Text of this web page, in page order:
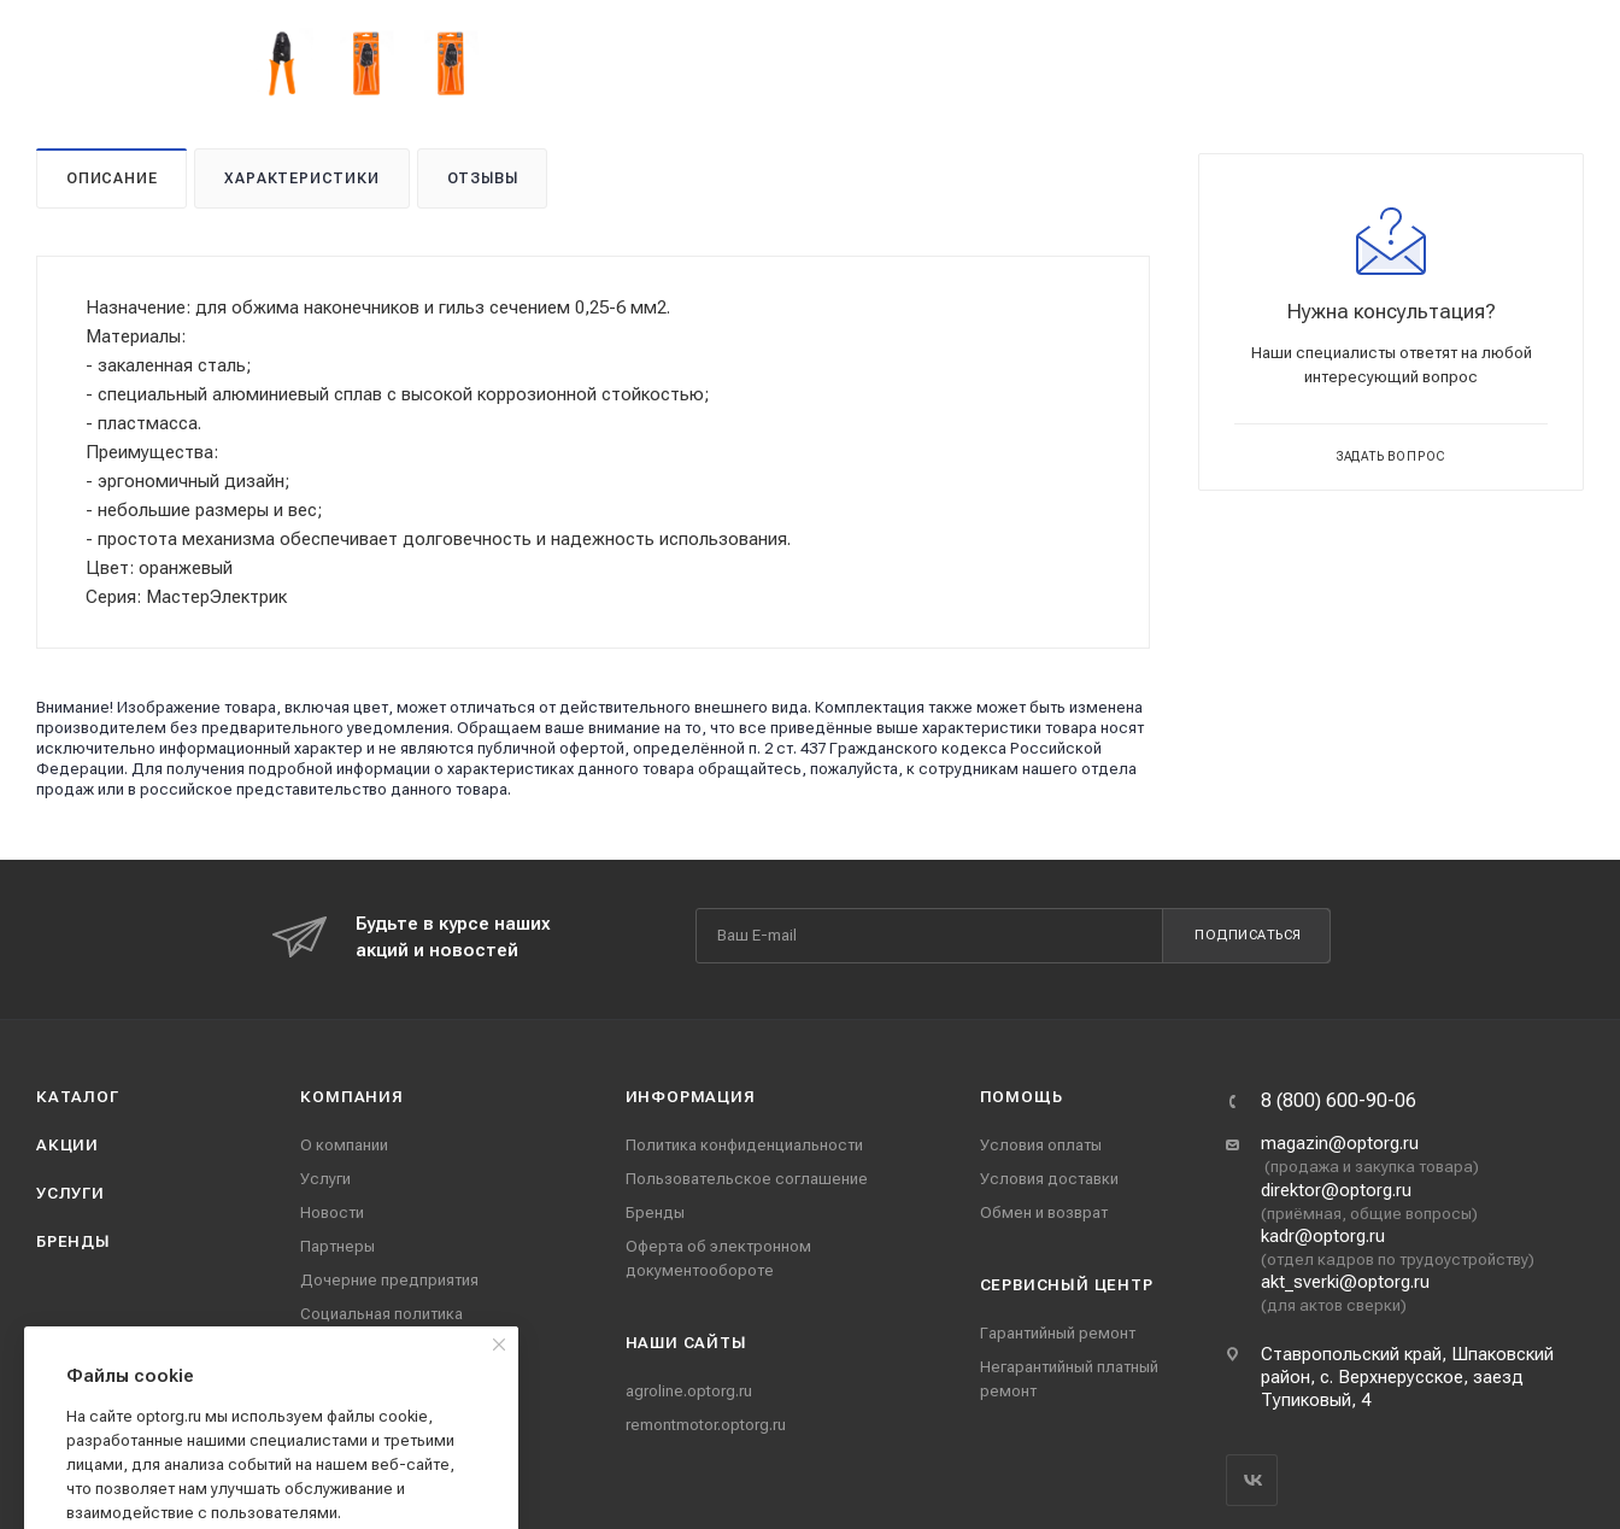
ОПИСАНИЕ ХАРАКТЕРИСТИКИ ОТЗЫВЫ
Назначение: для обжима наконечников и гильз сечением 0,25-6 мм2.
Материалы:
- закаленная сталь;
- специальный алюминиевый сплав с высокой коррозионной стойкостью;
- пластмасса.
Преимущества:
- эргономичный дизайн;
- небольшие размеры и вес;
- простота механизма обеспечивает долговечность и надежность использования.
Цвет: оранжевый
Серия: МастерЭлектрик
Внимание! Изображение товара, включая цвет, может отличаться от действительного внешнего вида. Комплектация также может быть изменена
производителем без предварительного уведомления. Обращаем ваше внимание на то, что все приведённые выше характеристики товара носят
исключительно информационный характер и не являются публичной офертой, определённой п. 2 ст. 437 Гражданского кодекса Российской
Федерации. Для получения подробной информации о характеристиках данного товара обращайтесь, пожалуйста, к сотрудникам нашего отдела
продаж или в российское представительство данного товара.
Нужна консультация?
Наши специалисты ответят на любой
интересующий вопрос
ЗАДАТЬ ВОПРОС
Будьте в курсе наших
акций и новостей
ПОДПИСАТЬСЯ
КАТАЛОГ
АКЦИИ
УСЛУГИ
БРЕНДЫ
КОМПАНИЯ
О компании
Услуги
Новости
Партнеры
Дочерние предприятия
Социальная политика
Вакансии
Реквизиты
Контакты
ИНФОРМАЦИЯ
Политика конфиденциальности
Пользовательское соглашение
Бренды
Оферта об электронном
документообороте
НАШИ CАЙТЫ
agroline.optorg.ru
remontmotor.optorg.ru
ПОМОЩЬ
Условия оплаты
Условия доставки
Обмен и возврат
СЕРВИСНЫЙ ЦЕНТР
Гарантийный ремонт
Негарантийный платный
ремонт
8 (800) 600-90-06
magazin@optorg.ru
(продажа и закупка товара)
direktor@optorg.ru
(приёмная, общие вопросы)
kadr@optorg.ru
(отдел кадров по трудоустройству)
akt_sverki@optorg.ru
(для актов сверки)
Ставропольский край, Шпаковский
район, с. Верхнерусское, заезд
Тупиковый, 4
Файлы cookie
На сайте optorg.ru мы используем файлы cookie,
разработанные нашими специалистами и третьими
лицами, для анализа событий на нашем веб-сайте,
что позволяет нам улучшать обслуживание и
взаимодействие с пользователями.